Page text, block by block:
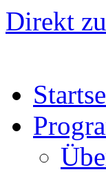
Direkt